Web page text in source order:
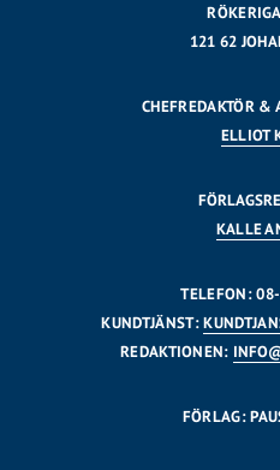
121 62
CHEFREDAKTÖR &
ELLIOT
KALLE
TELEFON:
KUNDTJÄNST:
REDAKTIONEN:
FÖRLAG: